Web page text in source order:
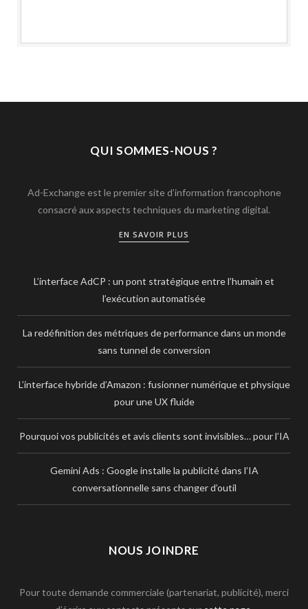
QUI SOMMES-NOUS ?
Ad-Exchange est le premier site d’information francophone
consacré aux aspects techniques du marketing digital.
EN SAVOIR PLUS
L’interface AdCP : un pont stratégique entre l’humain et
l’exécution automatisée
La redéfinition des métriques de performance dans un monde
sans tunnel de conversion
L’interface hybride d’Amazon : fusionner numérique et physique
pour une UX fluide
Pourquoi vos publicités et avis clients sont invisibles… pour l’IA
Gemini Ads : Google installe la publicité dans l’IA
conversationnelle sans changer d’outil
NOUS JOINDRE
Pour toute demande commerciale (partenariat, publicité), merci